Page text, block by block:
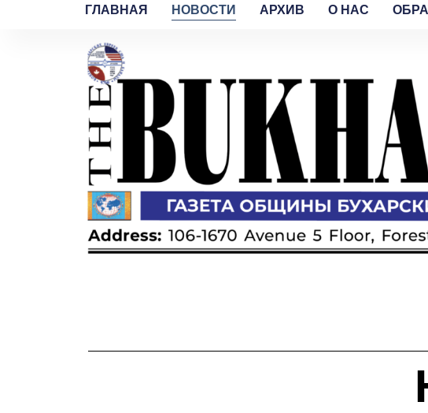
ГЛАВНАЯ НОВОСТИ АРХИВ O HAC